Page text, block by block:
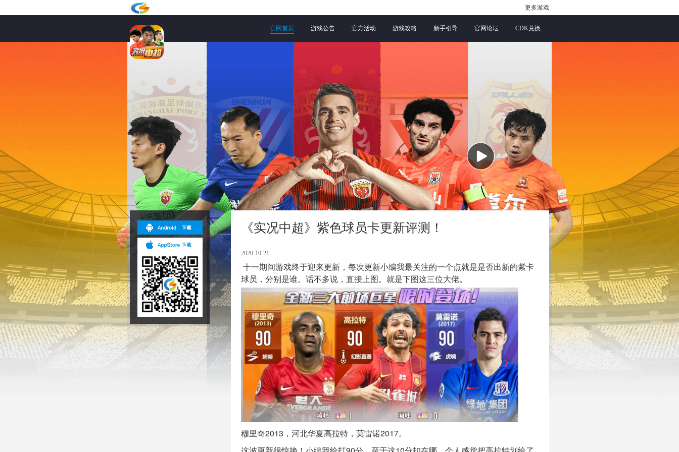
更多游戏
官网首页 游戏公告 官方活动 游戏攻略 新手引导 官网论坛 CDK兑换
《实况中超》紫色球员卡更新评测！
2020-10-21
十一期间游戏终于迎来更新，每次更新小编我最关注的一个点就是是否出新的紫卡
球员，分别是谁。话不多说，直接上图。就是下图这三位大佬。
穆里奇2013，河北华夏高拉特，莫雷诺2017。